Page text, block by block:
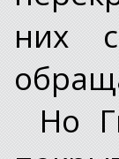
них
Но